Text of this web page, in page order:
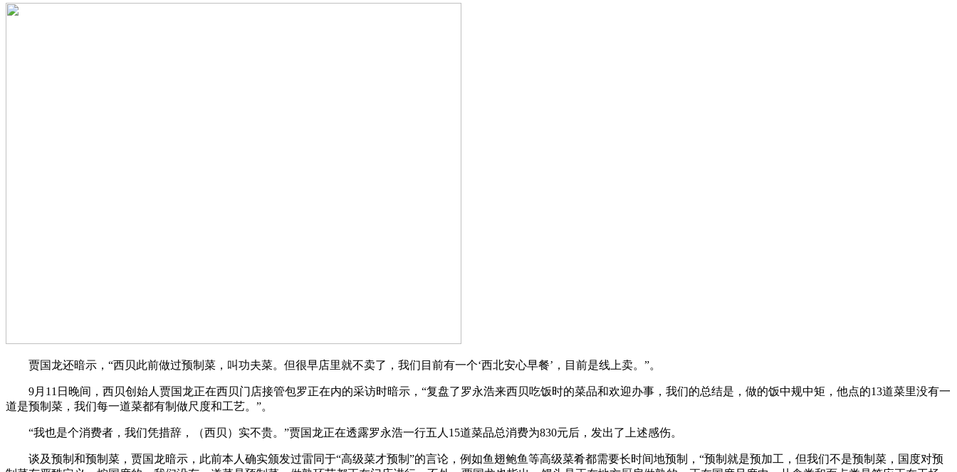
贾国龙还暗示，“西贝此前做过预制菜，叫功夫菜。但很早店里就不卖了，我们目前有一个‘西北安心早餐’，目前是线上卖。”。
9月11日晚间，西贝创始人贾国龙正在西贝门店接管包罗正在内的采访时暗示，“复盘了罗永浩来西贝吃饭时的菜品和欢迎办事，我们的总结是，做的饭中规中矩，他点的13道菜里没有一
道是预制菜，我们每一道菜都有制做尺度和工艺。”。
“我也是个消费者，我们凭措辞，（西贝）实不贵。”贾国龙正在透露罗永浩一行五人15道菜品总消费为830元后，发出了上述感伤。
谈及预制和预制菜，贾国龙暗示，此前本人确实颁发过雷同于“高级菜才预制”的言论，例如鱼翅鲍鱼等高级菜肴都需要长时间地预制，“预制就是预加工，但我们不是预制菜，国度对预